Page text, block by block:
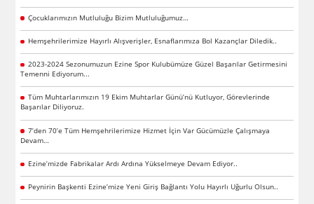
Çocuklarımızın Mutluluğu Bizim Mutluluğumuz…
Hemşehrilerimize Hayırlı Alışverişler, Esnaflarımıza Bol Kazançlar Diledik..
2023-2024 Sezonumuzun Ezine Spor Kulubümüze Güzel Başarılar Getirmesini
Temenni Ediyorum...
Tüm Muhtarlarımızın 19 Ekim Muhtarlar Günü’nü Kutluyor, Görevlerinde
Başarılar Diliyoruz.
7’den 70’e Tüm Hemşehrilerimize Hizmet İçin Var Gücümüzle Çalışmaya
Devam…
Ezine’mizde Fabrikalar Ardı Ardına Yükselmeye Devam Ediyor..
Peynirin Başkenti Ezine’mize Yeni Giriş Bağlantı Yolu Hayırlı Uğurlu Olsun..